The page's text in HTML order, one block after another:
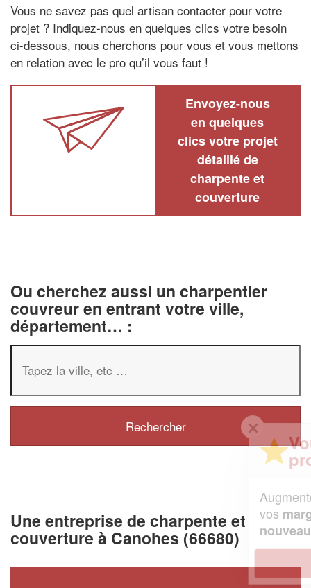
Vous ne savez pas quel artisan contacter pour votre
projet ? Indiquez-nous en quelques clics votre besoin
ci-dessous, nous cherchons pour vous et vous mettons
en relation avec le pro qu’il vous faut !
Envoyez-nous
en quelques
clics votre projet
détaillé de
charpente et
couverture
Ou cherchez aussi un charpentier
couvreur en entrant votre ville,
département… :
Une entreprise de charpente et
couverture à Canohes (66680)
Vous êtes un
chiffre d'affaireset
vos margestout en gagnant de
nouveaux clients!
En savoir plus